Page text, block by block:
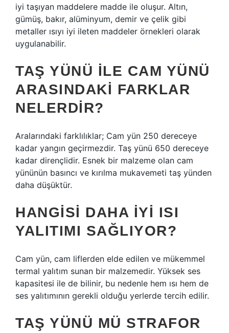
iyi taşıyan maddelere madde ile oluşur. Altın,
gümüş, bakır, alüminyum, demir ve çelik gibi
metaller ısıyı iyi ileten maddeler örnekleri olarak
uygulanabilir.
TAŞ YÜNÜ ILE CAM YÜNÜ
ARASINDAKI FARKLAR
NELERDIR?
Aralarındaki farklılıklar; Cam yün 250 dereceye
kadar yangın geçirmezdir. Taş yünü 650 dereceye
kadar dirençlidir. Esnek bir malzeme olan cam
yününün basıncı ve kırılma mukavemeti taş yünden
daha düşüktür.
HANGISI DAHA IYI ISI
YALITIMI SAĞLIYOR?
Cam yün, cam liflerden elde edilen ve mükemmel
termal yalıtım sunan bir malzemedir. Yüksek ses
kapasitesi ile de bilinir, bu nedenle hem ısı hem de
ses yalıtımının gerekli olduğu yerlerde tercih edilir.
TAŞ YÜNÜ MÜ STRAFOR